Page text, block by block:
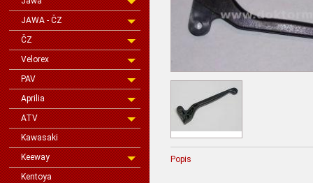
JAWA - ČZ
ČZ
Velorex
PAV
Aprilia
ATV
Kawasaki
Keeway
Kentoya
Popis